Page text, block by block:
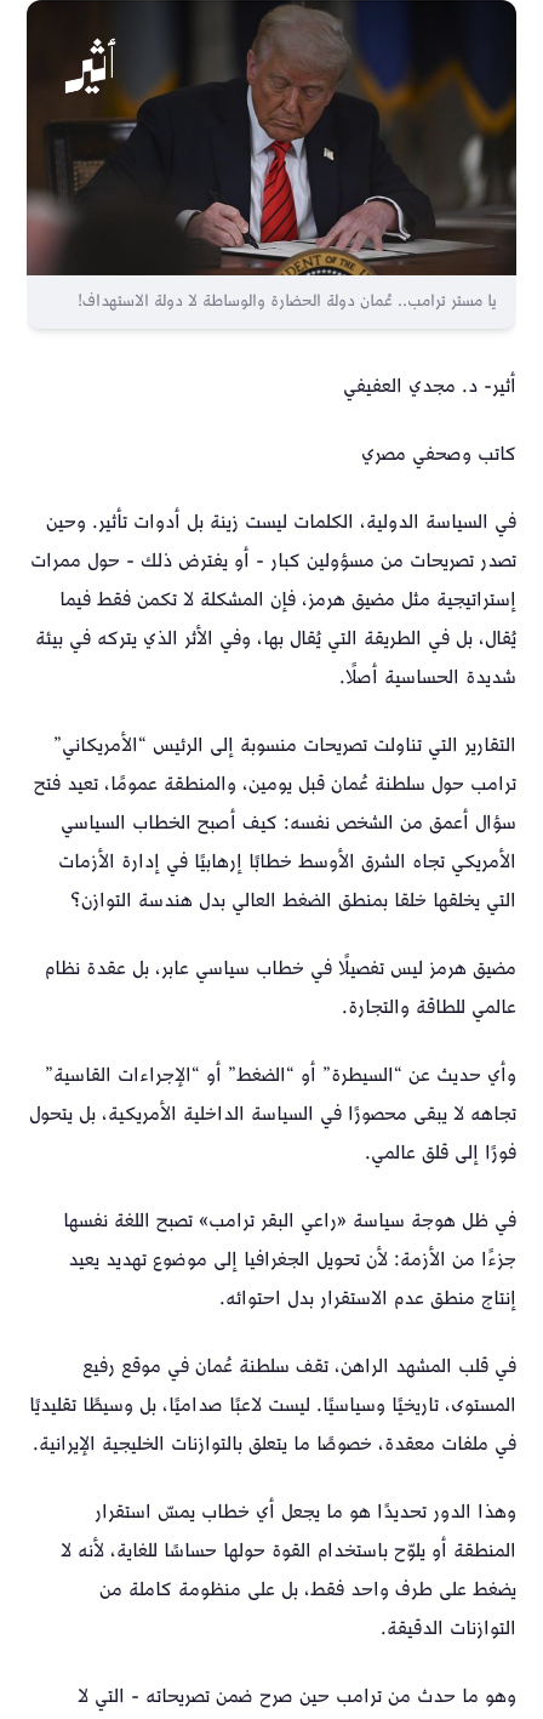
يا مستر ترامب.. عُمان دولة الحضارة والوساطة لا دولة الاستهداف!
أثير- د. مجدي العفيفي
كاتب وصحفي مصري
في السياسة الدولية، الكلمات ليست زينة بل أدوات تأثير. وحين
تصدر تصريحات من مسؤولين كبار - أو يفترض ذلك - حول ممرات
إستراتيجية مثل مضيق هرمز، فإن المشكلة لا تكمن فقط فيما
يُقال، بل في الطريقة التي يُقال بها، وفي الأثر الذي يتركه في بيئة
شديدة الحساسية أصلًا.
التقارير التي تناولت تصريحات منسوبة إلى الرئيس “الأمريكاني”
ترامب حول سلطنة عُمان قبل يومين، والمنطقة عمومًا، تعيد فتح
سؤال أعمق من الشخص نفسه: كيف أصبح الخطاب السياسي
الأمريكي تجاه الشرق الأوسط خطابًا إرهابيًا في إدارة الأزمات
التي يخلقها خلقا بمنطق الضغط العالي بدل هندسة التوازن؟
مضيق هرمز ليس تفصيلًا في خطاب سياسي عابر، بل عقدة نظام
عالمي للطاقة والتجارة.
وأي حديث عن “السيطرة” أو “الضغط” أو “الإجراءات القاسية”
تجاهه لا يبقى محصورًا في السياسة الداخلية الأمريكية، بل يتحول
فورًا إلى قلق عالمي.
في ظل هوجة سياسة «راعي البقر ترامب» تصبح اللغة نفسها
جزءًا من الأزمة: لأن تحويل الجغرافيا إلى موضوع تهديد يعيد
إنتاج منطق عدم الاستقرار بدل احتوائه.
في قلب المشهد الراهن، تقف سلطنة عُمان في موقع رفيع
المستوى، تاريخيًا وسياسيًا. ليست لاعبًا صداميًا، بل وسيطًا تقليديًا
في ملفات معقدة، خصوصًا ما يتعلق بالتوازنات الخليجية الإيرانية.
وهذا الدور تحديدًا هو ما يجعل أي خطاب يمسّ استقرار
المنطقة أو يلوّح باستخدام القوة حولها حساسًا للغاية، لأنه لا
يضغط على طرف واحد فقط، بل على منظومة كاملة من
التوازنات الدقيقة.
وهو ما حدث من ترامب حين صرح ضمن تصريحاته - التي لا